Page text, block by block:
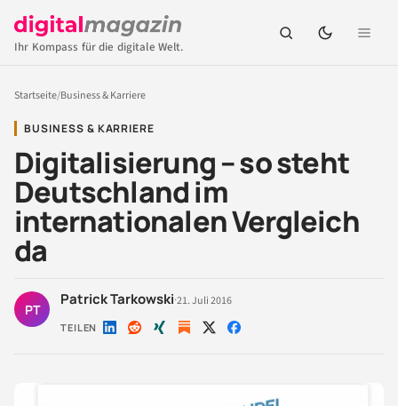
Ihr Kompass für die digitale Welt.
Startseite/Business & Karriere
BUSINESS & KARRIERE
Digitalisierung – so steht
Deutschland im
internationalen Vergleich
da
PT
Patrick Tarkowski·21. Juli 2016
TEILEN Auf Auf Auf Auf Auf